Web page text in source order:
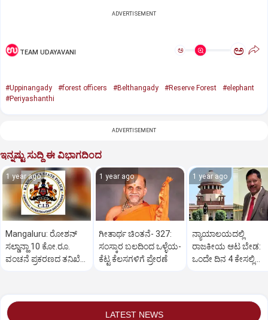
ADVERTISEMENT
TEAM UDAYAVANI ಅ ಅ
#Uppinangady #forest officers #Belthangady #Reserve Forest
#elephant
#Periyashanthi
ADVERTISEMENT
ಇನ್ನಷ್ಟು ಸುದ್ದಿ ಈ ವಿಭಾಗದಿಂದ
1 year ago
Mangaluru: ರೋಶನ್‌
ಸಲ್ಡಾನ್ಹಾ 10 ಕೋ.ರೂ.
ವಂಚನೆ ಪ್ರಕರಣದ ತನಿಖೆ
1 year ago
ಗೀತಾರ್ಥ ಚಿಂತನೆ- 327:
ಸಂಸ್ಕಾರ ಬಲದಿಂದ ಒಳ್ಳೆಯ-
ಕೆಟ್ಟ ಕೆಲಸಗಳಿಗೆ ಪ್ರೇರಣೆ
1 year ago
ನ್ಯಾಯಾಲಯದಲ್ಲಿ
ರಾಜಕೀಯ ಆಟ ಬೇಡ:
ಒಂದೇ ದಿನ 4 ಕೇಸಲ್ಲಿ
LATEST NEWS